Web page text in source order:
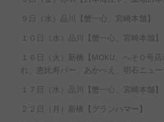
９日（水）品川【蟹一心、宮崎本舗】
１０日（水）品川【蟹一心、宮崎本舗】
１６日（火）新橋【MOKU、へそ０号
れ、恵比寿バー、あかべえ、明石ニュー
１７日（水）品川【蟹一心、宮崎本舗】
２２日（月）新橋【グランハマー】